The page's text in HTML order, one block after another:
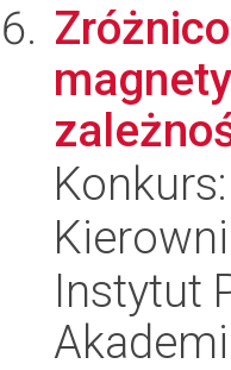
Konkurs:
Instytut